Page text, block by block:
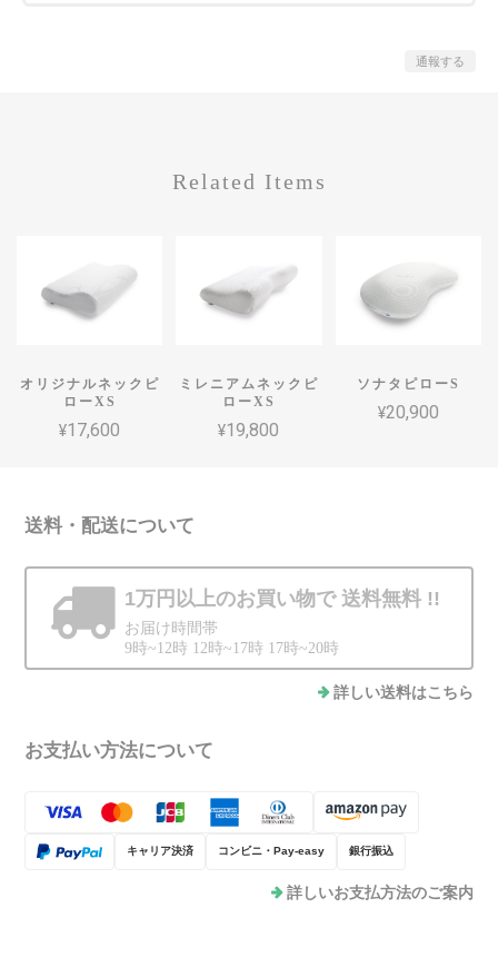
通報する
Related Items
オリジナルネックピ
ローXS
¥17,600
ミレニアムネックピ
ローXS
¥19,800
ソナタピローS
¥20,900
送料・配送について
1万円以上のお買い物で 送料無料 !!
お届け時間帯
9時~12時 12時~17時 17時~20時
詳しい送料はこちら
お支払い方法について
キャリア決済 コンビニ・Pay-easy 銀行振込
詳しいお支払方法のご案内